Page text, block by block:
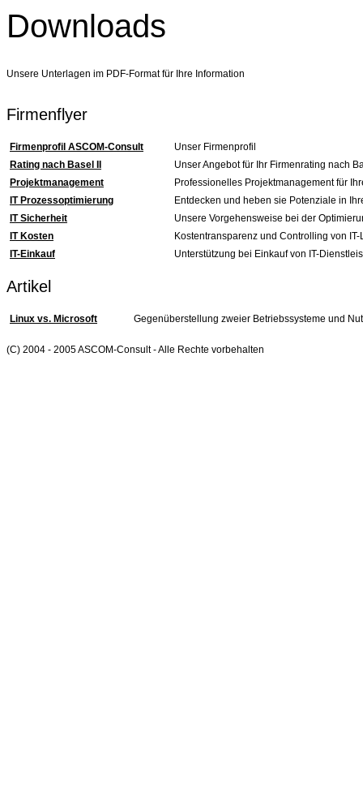
Downloads
Unsere Unterlagen im PDF-Format für Ihre Information
Firmenflyer
Firmenprofil ASCOM-Consult
Unser Firmenprofil
Rating nach Basel II
Unser Angebot für Ihr Firmenrating nach
Projektmanagement
Professionelles Projektmanagement für
IT Prozessoptimierung
Entdecken und heben sie Potenziale in
IT Sicherheit
Unsere Vorgehensweise bei der
IT Kosten
Kostentransparenz und Controlling von
IT-Einkauf
Unterstützung bei Einkauf von IT-
Artikel
Linux vs. Microsoft Gegenüberstellung zweier Betriebssysteme und
(C) 2004 - 2005 ASCOM-Consult - Alle Rechte vorbehalten